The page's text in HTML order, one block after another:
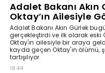
Adalet Bakanı Akın
Oktay’ın Ailesiyle
Adalet Bakanı Akın Gürlek
gerçekleştirdi ve ilk olarak eski
Oktay'ın ailesiyle bir araya
kayda geçen Oktay'ın ölümü,
tartışılıyor.
18:44